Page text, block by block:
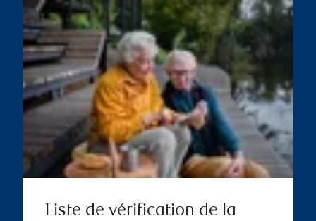
Liste de vérification de la